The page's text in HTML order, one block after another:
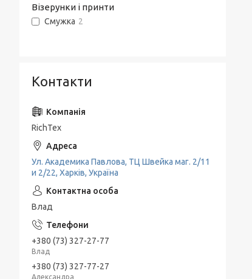
Візерунки і принти
Смужка 2
Контакти
RichTex
Ул. Академика Павлова, ТЦ Швейка маг. 2/11
и 2/22, Харків, Україна
Влад
+380 (73) 327-27-77
Влад
+380 (73) 327-77-27
Александра